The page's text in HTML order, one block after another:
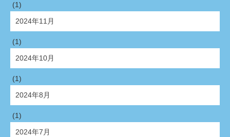
(1)
2024年11月
(1)
2024年10月
(1)
2024年8月
(1)
2024年7月